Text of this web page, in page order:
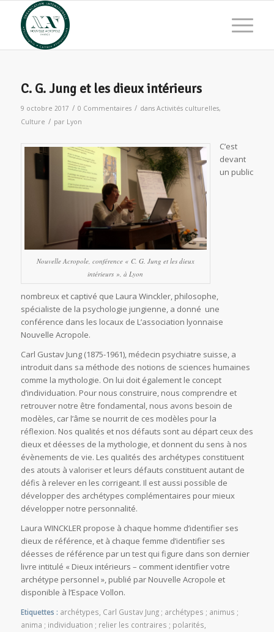
C. G. Jung et les dieux intérieurs
9 octobre 2017 / 0 Commentaires / dans Activités culturelles,
Culture / par Lyon
Nouvelle Acropole, conférence « C. G. Jung et les dieux
intérieurs », à Lyon
C’est
devant
un public
nombreux et captivé que Laura Winckler, philosophe,
spécialiste de la psychologie jungienne, a donné une
conférence dans les locaux de L’association lyonnaise
Nouvelle Acropole.
Carl Gustav Jung (1875-1961), médecin psychiatre suisse, a
introduit dans sa méthode des notions de sciences humaines
comme la mythologie. On lui doit également le concept
d’individuation. Pour nous construire, nous comprendre et
retrouver notre être fondamental, nous avons besoin de
modèles, car l’âme se nourrit de ces modèles pour la
réflexion. Nos qualités et nos défauts sont au départ ceux des
dieux et déesses de la mythologie, et donnent du sens à nos
évènements de vie. Les qualités des archétypes constituent
des atouts à valoriser et leurs défauts constituent autant de
défis à relever en les corrigeant. Il est aussi possible de
développer des archétypes complémentaires pour mieux
développer notre personnalité.
Laura WINCKLER propose à chaque homme d’identifier ses
dieux de référence, et à chaque femme d’identifier ses
déesses de référence par un test qui figure dans son dernier
livre intitulé « Dieux intérieurs – comment identifier votre
archétype personnel », publié par Nouvelle Acropole et
disponible à l’Espace Vollon.
Etiquettes : archétypes Carl Gustav Jung ; archétypes ; animus ;
anima ; individuation ; relier les contraires ; polarités